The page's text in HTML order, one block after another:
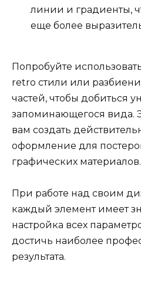
линии и градиенты,
еще более
Попробуйте
retro стили или
частей, чтобы добиться
запоминающегося вида.
вам создать
оформление для
графических материалов.
При работе над своим
каждый элемент имеет
настройка всех
достичь наиболее
результата.